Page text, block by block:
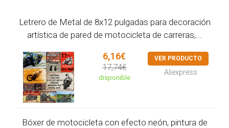
Letrero de Metal de 8x12 pulgadas para decoración
artística de pared de motocicleta de carreras,...
6,16€
17,74€
disponible
VER PRODUCTO
Aliexpress
Bóxer de motocicleta con efecto neón, pintura de